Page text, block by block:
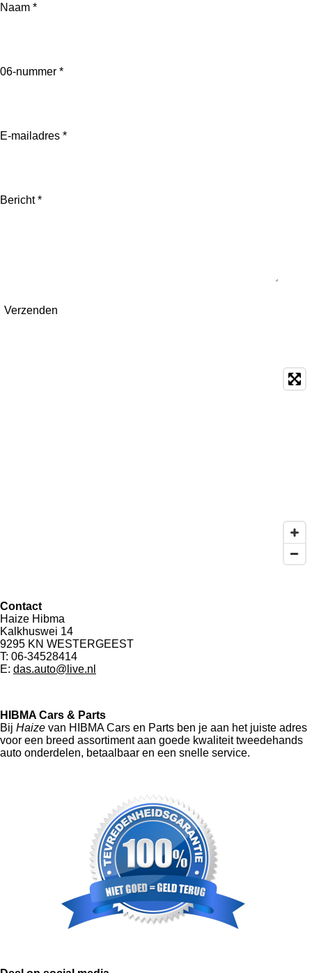
Naam *
06-nummer *
E-mailadres *
Bericht *
Verzenden
Contact
Haize Hibma
Kalkhuswei 14
9295 KN WESTERGEEST
T: 06-34528414
E: das.auto@live.nl
HIBMA Cars & Parts
Bij Haize van HIBMA Cars en Parts ben je aan het juiste adres
voor een breed assortiment aan goede kwaliteit tweedehands
auto onderdelen, betaalbaar en een snelle service.